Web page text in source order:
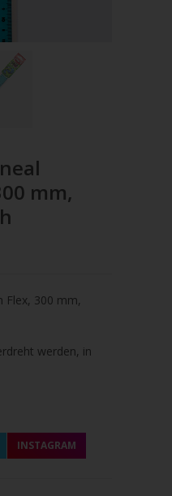
mm,
Flex, 300 mm,
werden, in
INSTAGRAM